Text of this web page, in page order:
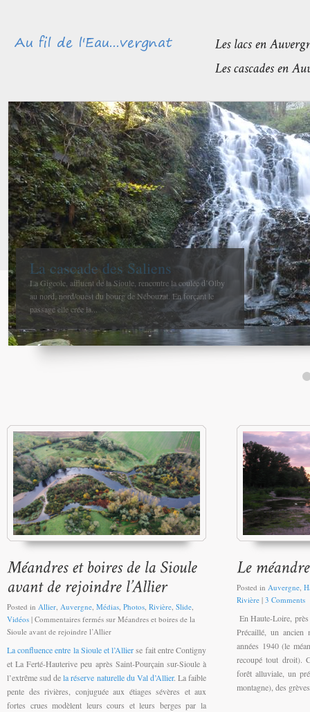
Méandres et boires de la Sioule
avant de rejoindre l’Allier
La confluence entre la Sioule et l’Allier se fait entre Contigny
et La Ferté-Hauterive peu après Saint-Pourçain sur-Sioule à...
Posted in Allier, Auvergne, Médias, Photos, Rivière, Slide,
Vidéos | Commentaires fermés sur Méandres et boires de la
Sioule avant de rejoindre l’Allier
La confluence entre la Sioule et l’Allierse fait entre Contigny
et La Ferté-Hauterive peu après Saint-Pourçain sur-Sioule à
l’extrême sud dela réserve naturelle du Val d’Allier. La faible
pente des rivières, conjuguée aux étiages sévères et aux
fortes crues modèlent leurs cours et leurs berges par la
Posted in Auvergne
Rivière | 3 Comments
En Haute-Loire,
Précaillé, un ancien
années 1940 (le
recoupé tout droit).
forêt alluviale, un
montagne), des